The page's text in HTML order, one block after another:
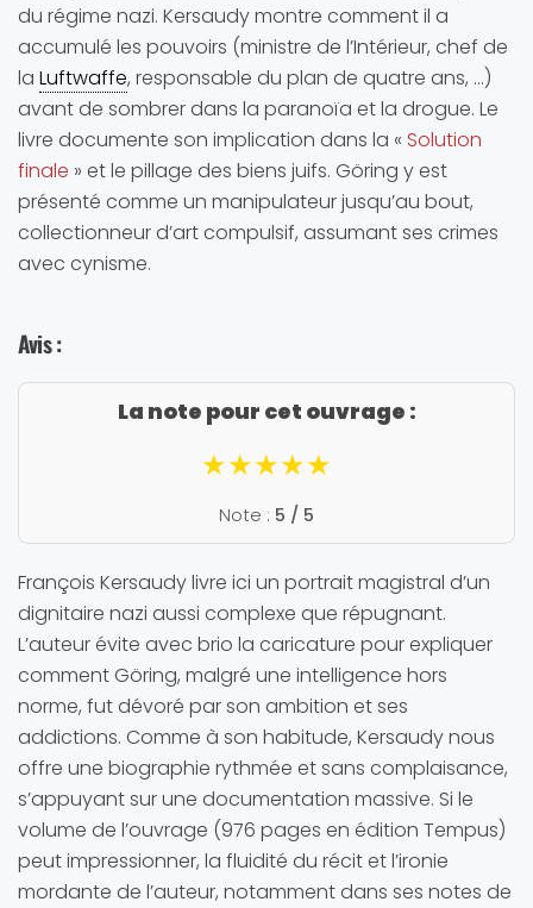
du régime nazi. Kersaudy montre comment il a
accumulé les pouvoirs (ministre de l’Intérieur, chef de
la Luftwaffe, responsable du plan de quatre ans, …)
avant de sombrer dans la paranoïa et la drogue. Le
livre documente son implication dans la « Solution
finale » et le pillage des biens juifs. Göring y est
présenté comme un manipulateur jusqu’au bout,
collectionneur d’art compulsif, assumant ses crimes
avec cynisme.
Avis:
La note pour cet ouvrage :
★★★★★
Note : 5 / 5
François Kersaudy livre ici un portrait magistral d’un
dignitaire nazi aussi complexe que répugnant.
L’auteur évite avec brio la caricature pour expliquer
comment Göring, malgré une intelligence hors
norme, fut dévoré par son ambition et ses
addictions. Comme à son habitude, Kersaudy nous
offre une biographie rythmée et sans complaisance,
s’appuyant sur une documentation massive. Si le
volume de l’ouvrage (976 pages en édition Tempus)
peut impressionner, la fluidité du récit et l’ironie
mordante de l’auteur, notamment dans ses notes de